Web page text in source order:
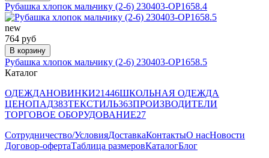
Рубашка хлопок мальчику (2-6) 230403-OP1658.4
new
764 руб
В корзину
Рубашка хлопок мальчику (2-6) 230403-OP1658.5
Каталог
ОДЕЖДАНОВИНКИ21446ШКОЛЬНАЯ ОДЕЖДА
ЦЕНОПАД383ТЕКСТИЛЬ363ПРОИЗВОДИТЕЛИ
ТОРГОВОЕ ОБОРУДОВАНИЕ27
Сотрудничество/УсловияДоставкаКонтактыО насНовости
Договор-офертаТаблица размеровКаталогБлог